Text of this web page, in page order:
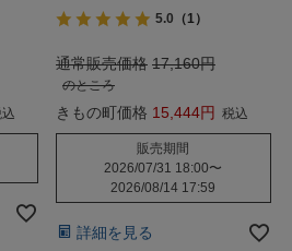
5.0 （1）
通常販売価格 17,160
のところ
きもの町価格 15,444 税込
販売期間
2026/07/31 18:00〜
2026/08/14 17:59
詳細を見る